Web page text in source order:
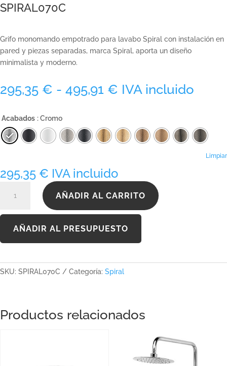
SPIRAL070C
Grifo monomando empotrado para lavabo Spiral con instalación en
pared y piezas separadas, marca Spiral, aporta un diseño
minimalista y moderno.
295,35 € - 495,91 € Rango
desde
295,35 €
hasta
IVA incluido
Acabados : Cromo
Limpiar
295,35 € IVA incluido
cantidad
AÑADIR AL CARRITO
AÑADIR AL PRESUPUESTO
SKU: SPIRAL070C Categoría: Spiral
Productos relacionados